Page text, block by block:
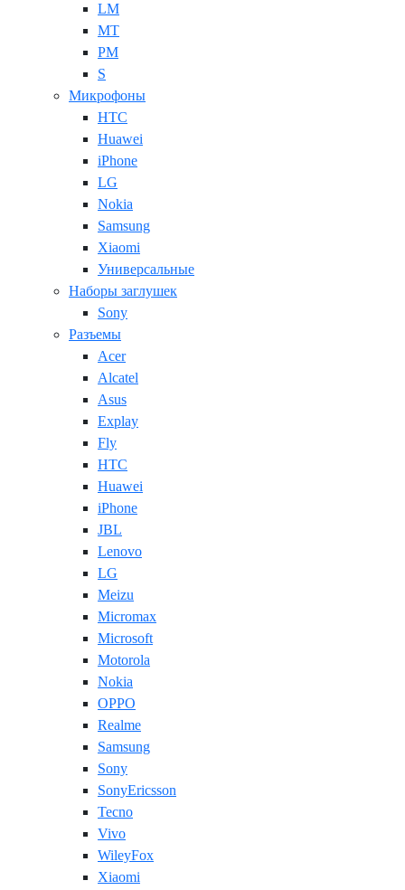
LM
MT
PM
S
Микрофоны
HTC
Huawei
iPhone
LG
Nokia
Samsung
Xiaomi
Универсальные
Наборы заглушек
Sony
Разъемы
Acer
Alcatel
Asus
Explay
Fly
HTC
Huawei
iPhone
JBL
Lenovo
LG
Meizu
Micromax
Microsoft
Motorola
Nokia
OPPO
Realme
Samsung
Sony
SonyEricsson
Tecno
Vivo
WileyFox
Xiaomi